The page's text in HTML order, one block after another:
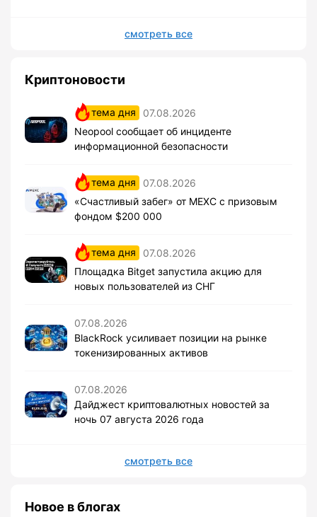
смотреть все
Криптоновости
тема дня
07.08.2026
Neopool сообщает об инциденте
информационной безопасности
тема дня
07.08.2026
«Счастливый забег» от MEXC с призовым
фондом $200 000
тема дня
07.08.2026
Площадка Bitget запустила акцию для
новых пользователей из СНГ
07.08.2026
BlackRock усиливает позиции на рынке
токенизированных активов
07.08.2026
Дайджест криптовалютных новостей за
ночь 07 августа 2026 года
смотреть все
Новое в блогах